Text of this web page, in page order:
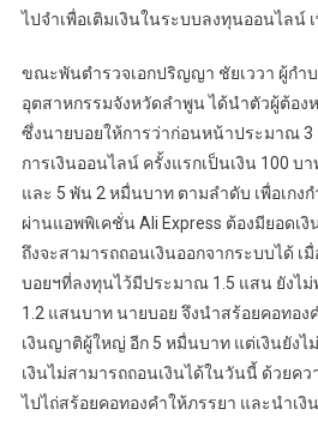
ไปจำเพื่อเติมเงินในระบบลงทุนออนไลน์
ขณะพันตำรวจเอกปริญญา ชัยเววา ผู้กำ
อุตสาหกรรมจังหวัดลำพูน ได้นำตัวผู้ต้อง
ซึ่งนายบอยให้การว่าก่อนหน้าประมาณ
การเงินออนไลน์ ครั้งแรกเป็นเงิน 100 บ
และ 5 พัน 2 หมื่นบาท ตามลำดับ เพื่อเกง
ผ่านแอพพิเคชั่น Ali Express ต้องมียอดเ
ถึงจะสามารถถอนเงินออกจากระบบได้
บอยฯที่ลงทุนไว้มีประมาณ 1.5 แสน ยังไ
1.2 แสนบาท นายบอย จึงนำสร้อยคอทอ
เงินญาติผู้ใหญ่ อีก 5 หมื่นบาท แต่เงินยังไ
เงินไม่สามารถถอนเงินได้ในวันนี้ ด้วยค
ไปไถ่สร้อยคอทองคำให้ภรรยา และนำเ